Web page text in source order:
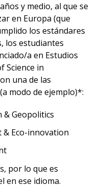
y medio, al que se
en Europa (que
los estándares
los estudiantes
a en Estudios
Science in
una de las
modo de ejemplo)*:
Geopolitics
Eco-innovation
por lo que es
en ese idioma.